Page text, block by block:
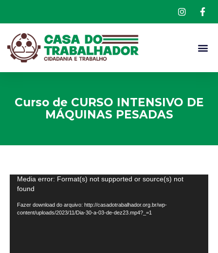
Curso de CURSO INTENSIVO DE
MÁQUINAS PESADAS
Tocador
de
vídeo
Media error: Format(s) not supported or source(s) not
found
Fazer download do arquivo: http://casadotrabalhador.org.br/wp-
content/uploads/2023/11/Dia-30-a-03-de-dez23.mp4?_=1